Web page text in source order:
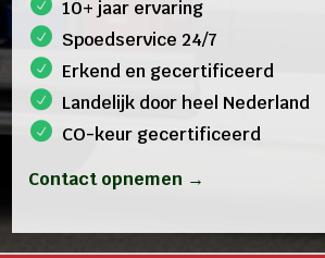
10+ jaar ervaring
Spoedservice 24/7
Erkend en gecertificeerd
Landelijk door heel Nederland
CO-keur gecertificeerd
Contact opnemen →